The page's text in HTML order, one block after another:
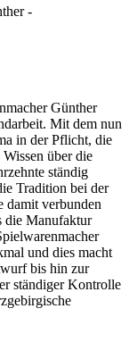
-
Günther
Mit dem nun
in der Pflicht, die
über die
ständig
Tradition bei der
damit verbunden
die Manufaktur
und dies macht
bis hin zur
ständiger Kontrolle